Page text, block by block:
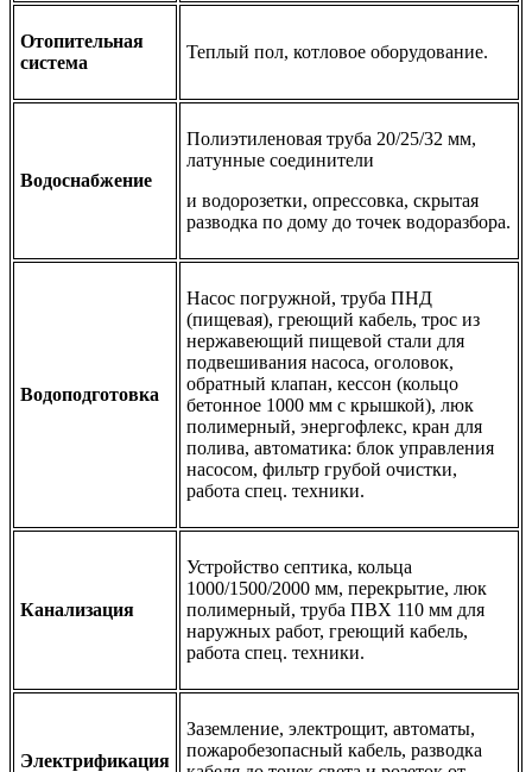
Отопительная
система
Теплый пол, котловое оборудование.
Водоснабжение
Полиэтиленовая труба 20/25/32 мм,
латунные соединители
и водорозетки, опрессовка, скрытая
разводка по дому до точек водоразбора.
Водоподготовка
Насос погружной, труба ПНД
(пищевая), греющий кабель, трос из
нержавеющий пищевой стали для
подвешивания насоса, оголовок,
обратный клапан, кессон (кольцо
бетонное 1000 мм с крышкой), люк
полимерный, энергофлекс, кран для
полива, автоматика: блок управления
насосом, фильтр грубой очистки,
работа спец. техники.
Канализация
Устройство септика, кольца
1000/1500/2000 мм, перекрытие, люк
полимерный, труба ПВХ 110 мм для
наружных работ, греющий кабель,
работа спец. техники.
Электрификация
Заземление, электрощит, автоматы,
пожаробезопасный кабель, разводка